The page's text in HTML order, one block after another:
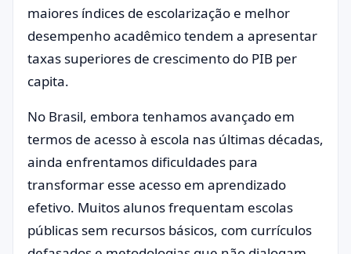
maiores índices de escolarização e melhor
desempenho acadêmico tendem a apresentar
taxas superiores de crescimento do PIB per
capita.
No Brasil, embora tenhamos avançado em
termos de acesso à escola nas últimas décadas,
ainda enfrentamos dificuldades para
transformar esse acesso em aprendizado
efetivo. Muitos alunos frequentam escolas
públicas sem recursos básicos, com currículos